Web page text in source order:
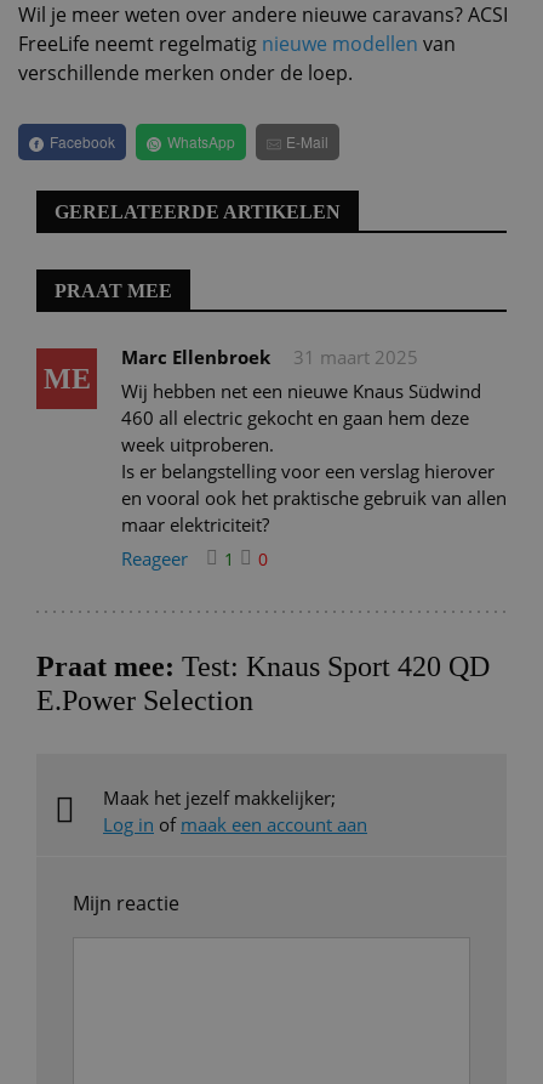
Wil je meer weten over andere nieuwe caravans? ACSI
FreeLife neemt regelmatig nieuwe modellen van
verschillende merken onder de loep.
Facebook WhatsApp E-Mail
GERELATEERDE ARTIKELEN
PRAAT MEE
ME
Marc Ellenbroek
31 maart 2025
Wij hebben net een nieuwe Knaus Südwind
460 all electric gekocht en gaan hem deze
week uitproberen.
Is er belangstelling voor een verslag hierover
en vooral ook het praktische gebruik van allen
maar elektriciteit?
Reageer
1 0
Praat mee: Test: Knaus Sport 420 QD
E.Power Selection
Maak het jezelf makkelijker;
Log in of maak een account aan
Mijn reactie